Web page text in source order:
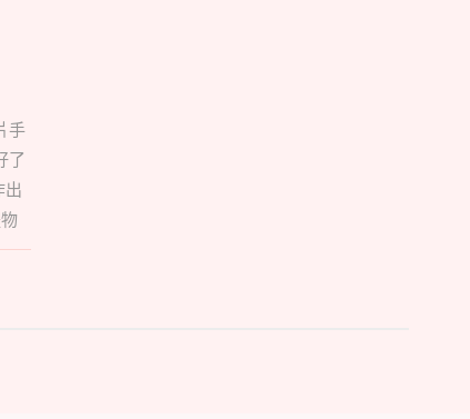
手
了
出